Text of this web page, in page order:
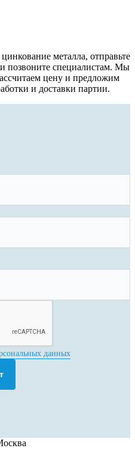
металла, отправьте
позвоните специалистам. Мы
цену и предложим
и доставки партии.
данных